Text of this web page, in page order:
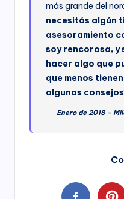
más grande del
necesitás algún
asesoramiento
soy rencorosa, y
hacer algo que
que menos
algunos consejos
Enero de 2018 –